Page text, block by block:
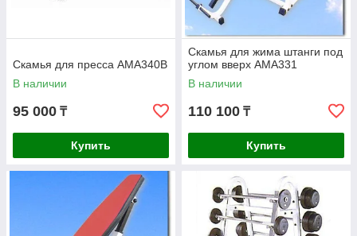
Скамья для пресса AMA340B
В наличии
95 000 ₸
Купить
Cкамья для жима штанги под
углом вверх AMA331
В наличии
110 100 ₸
Купить